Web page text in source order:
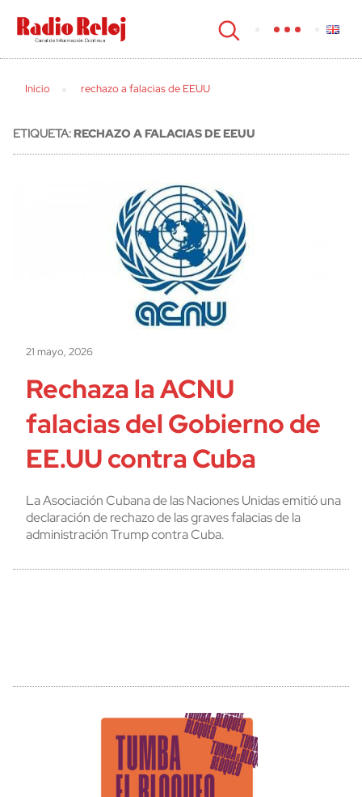
cerrar
Inicio rechazo a falacias de EEUU
ETIQUETA:RECHAZO A FALACIAS DE EEUU
21 mayo, 2026
Rechaza la ACNU
falacias del Gobierno de
EE.UU contra Cuba
La Asociación Cubana de las Naciones Unidas emitió una
declaración de rechazo de las graves falacias de la
administración Trump contra Cuba.